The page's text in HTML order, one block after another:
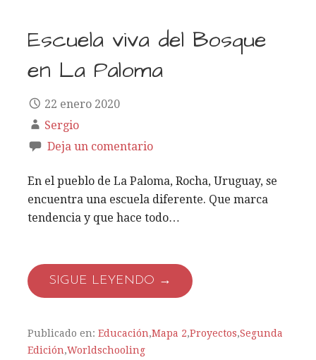
Escuela viva del Bosque
en La Paloma
22 enero 2020
Sergio
Deja un comentario
En el pueblo de La Paloma, Rocha, Uruguay, se
encuentra una escuela diferente. Que marca
tendencia y que hace todo…
SIGUE LEYENDO →
Publicado en: Educación,Mapa 2,Proyectos,Segunda
Edición,Worldschooling